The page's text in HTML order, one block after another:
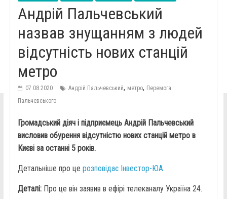
Андрій Пальчевський
назвав знущанням з людей
відсутність нових станцій
метро
07.08.2020 Андрій Пальчевський, метро, Перемога
Пальчевського
Громадський діяч і підприємець Андрій Пальчевський
висловив обурення відсутністю нових станцій метро в
Києві за останні 5 років.
Детальніше про це розповідає Інвестор-ЮА.
Деталі: Про це він заявив в ефірі телеканалу Україна 24.